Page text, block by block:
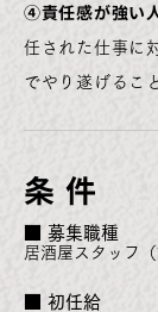
④責任感が強い
任された仕事に
でやり遂げるこ
条 件
■ 募集職種
居酒屋スタッフ（
■ 初任給